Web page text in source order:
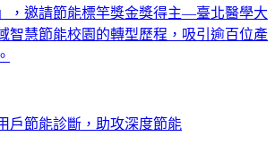
，邀請節能標竿獎金獎得主—臺北醫學大
智慧節能校園的轉型歷程，吸引逾百位產
戶節能診斷，助攻深度節能